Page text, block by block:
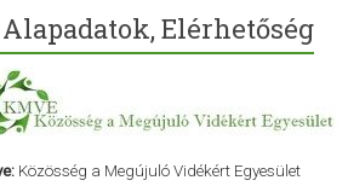
Alapadatok, Elérhetőség
Közösség a Megújuló Vidékért Egyesület